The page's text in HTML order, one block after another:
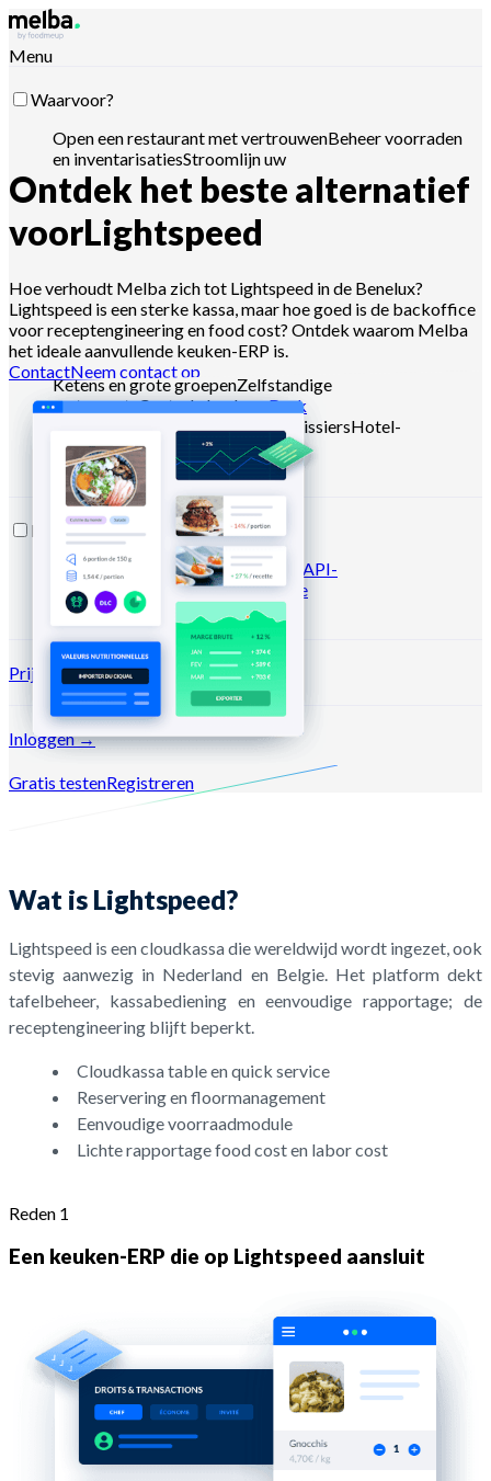
Menu
Waarvoor?
Open een restaurant met vertrouwenBeheer voorraden
en inventarisatiesStroomlijn uw
toeleveringsketenOptimaliseer menu-
engineering Verlaag food costPlan
voedselproductie
Voldoe aan HACCP-vereisten
offertes en analyseer verkopen
Voor wie?
Ketens en grote groepenZelfstandige
restaurantsCentrale keukensDark
CateraarsBakkers en patissiersHotel-
restaurants
Bronnen
BlogHelpcentrumNieuwsbrieven API-
documentatie
MCP-documentatie
Prijzen
Inloggen →
Gratis testenRegistreren
Ontdek het beste alternatief
voorLightspeed
Hoe verhoudt Melba zich tot Lightspeed in de Benelux?
Lightspeed is een sterke kassa, maar hoe goed is de backoffice
voor receptengineering en food cost? Ontdek waarom Melba
het ideale aanvullende keuken-ERP is.
ContactNeem contact op
Wat is Lightspeed?
Lightspeed is een cloudkassa die wereldwijd wordt ingezet, ook
stevig aanwezig in Nederland en Belgie. Het platform dekt
tafelbeheer, kassabediening en eenvoudige rapportage; de
receptengineering blijft beperkt.
Cloudkassa table en quick service
Reservering en floormanagement
Eenvoudige voorraadmodule
Lichte rapportage food cost en labor cost
Reden 1
Een keuken-ERP die op Lightspeed aansluit